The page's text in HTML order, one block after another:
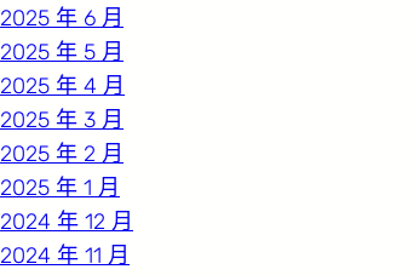
2025 年 6 月
2025 年 5 月
2025 年 4 月
2025 年 3 月
2025 年 2 月
2025 年 1 月
2024 年 12 月
2024 年 11 月